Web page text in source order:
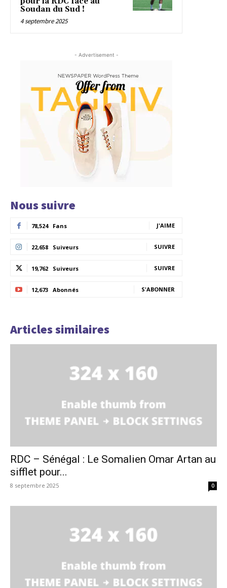
Soudan du Sud !
4 septembre 2025
- Advertisement -
Nous suivre
78,524 Fans J'AIME
22,658 Suiveurs SUIVRE
19,762 Suiveurs SUIVRE
12,673 Abonnés S'ABONNER
Articles similaires
RDC – Sénégal : Le Somalien Omar Artan au
sifflet pour...
8 septembre 2025 0